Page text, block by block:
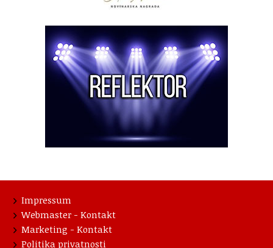
Impressum
Webmaster - Kontakt
Marketing - Kontakt
Politika privatnosti